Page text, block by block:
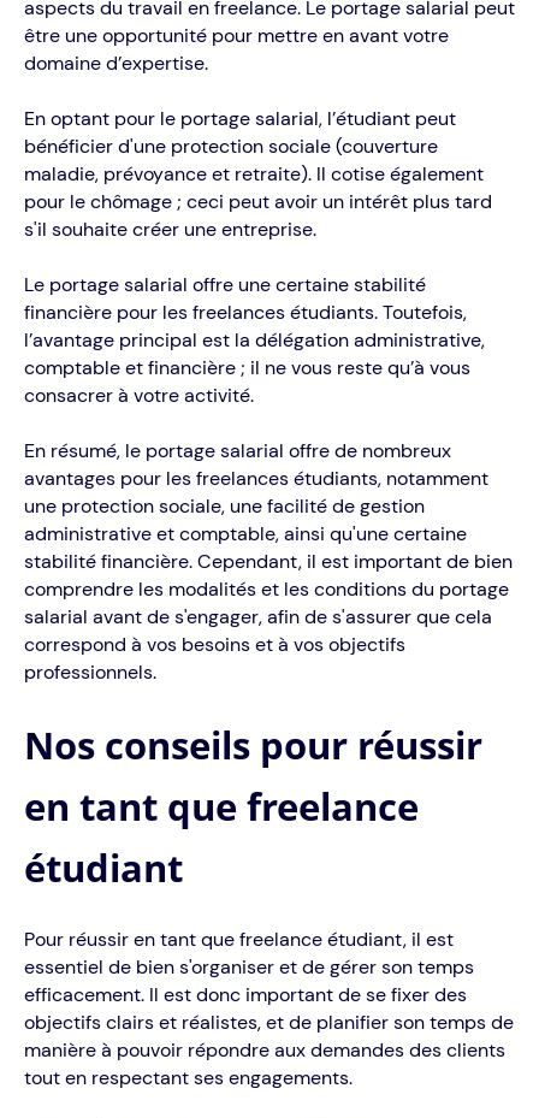
aspects du travail en freelance. Le portage salarial peut
être une opportunité pour mettre en avant votre
domaine d’expertise.
En optant pour le portage salarial, l’étudiant peut
bénéficier d'une protection sociale (couverture
maladie, prévoyance et retraite). Il cotise également
pour le chômage ; ceci peut avoir un intérêt plus tard
s'il souhaite créer une entreprise.
Le portage salarial offre une certaine stabilité
financière pour les freelances étudiants. Toutefois,
l’avantage principal est la délégation administrative,
comptable et financière ; il ne vous reste qu’à vous
consacrer à votre activité.
En résumé, le portage salarial offre de nombreux
avantages pour les freelances étudiants, notamment
une protection sociale, une facilité de gestion
administrative et comptable, ainsi qu'une certaine
stabilité financière. Cependant, il est important de bien
comprendre les modalités et les conditions du portage
salarial avant de s'engager, afin de s'assurer que cela
correspond à vos besoins et à vos objectifs
professionnels.
Nos conseils pour réussir
en tant que freelance
étudiant
Pour réussir en tant que freelance étudiant, il est
essentiel de bien s'organiser et de gérer son temps
efficacement. Il est donc important de se fixer des
objectifs clairs et réalistes, et de planifier son temps de
manière à pouvoir répondre aux demandes des clients
tout en respectant ses engagements.